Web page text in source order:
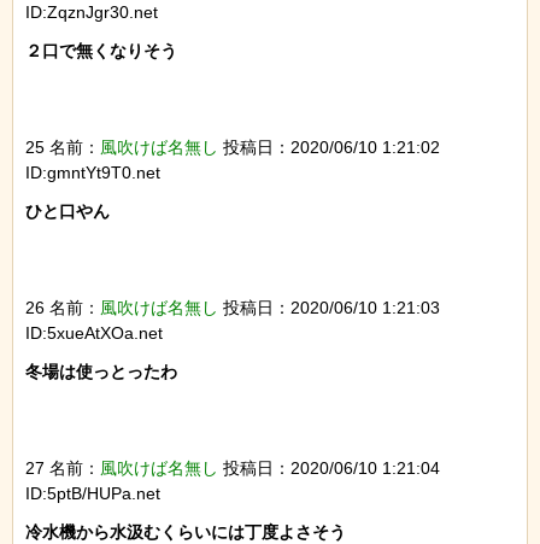
ID:ZqznJgr30.net
２口で無くなりそう
25 名前： 風吹けば名無し 投稿日：2020/06/10 1:21:02
ID:gmntYt9T0.net
ひと口やん
26 名前： 風吹けば名無し 投稿日：2020/06/10 1:21:03
ID:5xueAtXOa.net
冬場は使っとったわ
27 名前： 風吹けば名無し 投稿日：2020/06/10 1:21:04
ID:5ptB/HUPa.net
冷水機から水汲むくらいには丁度よさそう